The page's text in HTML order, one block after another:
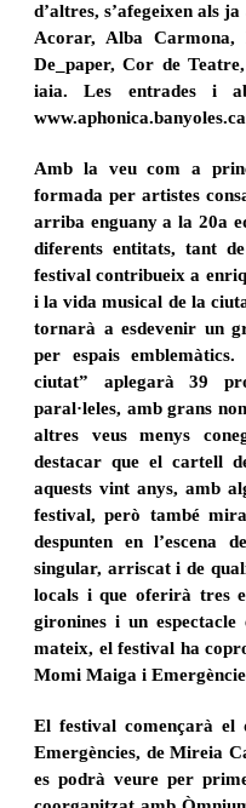
d’altres, s’afegeixen als
Acorar, Alba
De_paper, Cor de
iaia. Les entrades i
Amb la veu com a
formada per artistes
arriba enguany a la 20a
diferents entitats, tant
festival contribueix a
i la vida musical de la
tornarà a esdevenir un
per espais
ciutat” aplegarà 39
paral·leles, amb grans
altres veus menys
destacar que el cartell
aquests vint anys, amb
festival, però també
despunten en l’escena
singular, arriscat i de
locals i que oferirà tres
gironines i un
mateix, el festival ha
Momi Maiga i
El festival començarà el
Emergències, de Mireia
es podrà veure per